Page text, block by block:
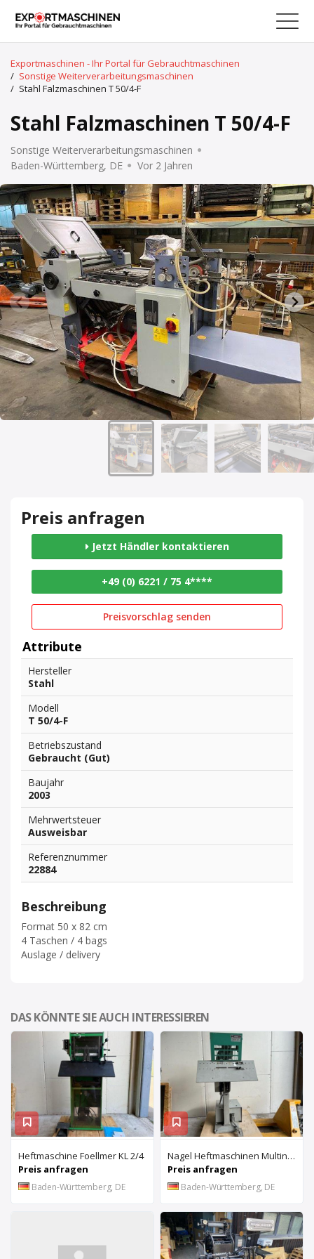
Exportmaschinen - Ihr Portal für Gebrauchtmaschinen
/ Sonstige Weiterverarbeitungsmaschinen
/ Stahl Falzmaschinen T 50/4-F
Stahl Falzmaschinen T 50/4-F
Sonstige Weiterverarbeitungsmaschinen
Baden-Württemberg, DE
Vor 2 Jahren
Preis anfragen
Jetzt Händler kontaktieren
+49 (0) 6221 / 75 4****
Preisvorschlag senden
Attribute
Hersteller
Stahl
Modell
T 50/4-F
Betriebszustand
Gebraucht (Gut)
Baujahr
2003
Mehrwertsteuer
Ausweisbar
Referenznummer
22884
Beschreibung
Format 50 x 82 cm
4 Taschen / 4 bags
Auslage / delivery
DAS KÖNNTE SIE AUCH INTERESSIEREN
Heftmaschine Foellmer KL 2/4
Preis anfragen
Baden-Württemberg, DE
Nagel Heftmaschinen Multinak S
Preis anfragen
Baden-Württemberg, DE